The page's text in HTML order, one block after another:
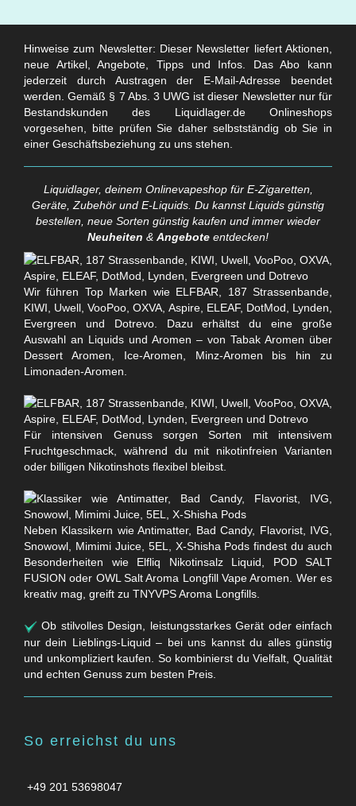
Hinweise zum Newsletter: Dieser Newsletter liefert Aktionen,
neue Artikel, Angebote, Tipps und Infos. Das Abo kann
jederzeit durch Austragen der E-Mail-Adresse beendet
werden. Gemäß § 7 Abs. 3 UWG ist dieser Newsletter nur für
Bestandskunden des Liquidlager.de Onlineshops
vorgesehen, bitte prüfen Sie daher selbstständig ob Sie in
einer Geschäftsbeziehung zu uns stehen.
Liquidlager, deinem Onlinevapeshop für E-Zigaretten,
Geräte, Zubehör und E-Liquids. Du kannst Liquids günstig
bestellen, neue Sorten günstig kaufen und immer wieder
Neuheiten & Angebote entdecken!
Wir führen Top Marken wie ELFBAR, 187 Strassenbande,
KIWI, Uwell, VooPoo, OXVA, Aspire, ELEAF, DotMod, Lynden,
Evergreen und Dotrevo. Dazu erhältst du eine große
Auswahl an Liquids und Aromen – von Tabak Aromen über
Dessert Aromen, Ice-Aromen, Minz-Aromen bis hin zu
Limonaden-Aromen.
Für intensiven Genuss sorgen Sorten mit intensivem
Fruchtgeschmack, während du mit nikotinfreien Varianten
oder billigen Nikotinshots flexibel bleibst.
Neben Klassikern wie Antimatter, Bad Candy, Flavorist, IVG,
Snowowl, Mimimi Juice, 5EL, X-Shisha Pods findest du auch
Besonderheiten wie Elfliq Nikotinsalz Liquid, POD SALT
FUSION oder OWL Salt Aroma Longfill Vape Aromen. Wer es
kreativ mag, greift zu TNYVPS Aroma Longfills.
Ob stilvolles Design, leistungsstarkes Gerät oder einfach
nur dein Lieblings-Liquid – bei uns kannst du alles günstig
und unkompliziert kaufen. So kombinierst du Vielfalt, Qualität
und echten Genuss zum besten Preis.
So erreichst du uns
+49 201 53698047